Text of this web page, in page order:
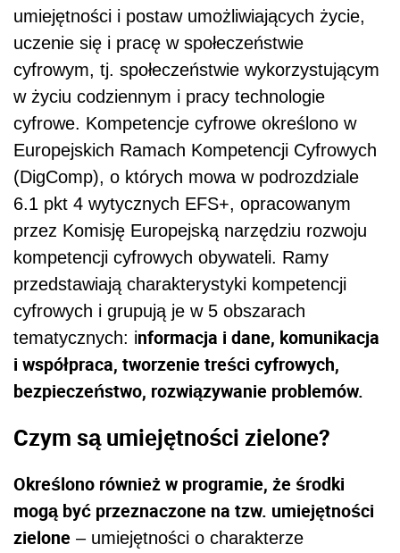
umiejętności i postaw umożliwiających życie,
uczenie się i pracę w społeczeństwie
cyfrowym, tj. społeczeństwie wykorzystującym
w życiu codziennym i pracy technologie
cyfrowe. Kompetencje cyfrowe określono w
Europejskich Ramach Kompetencji Cyfrowych
(DigComp), o których mowa w podrozdziale
6.1 pkt 4 wytycznych EFS+, opracowanym
przez Komisję Europejską narzędziu rozwoju
kompetencji cyfrowych obywateli. Ramy
przedstawiają charakterystyki kompetencji
cyfrowych i grupują je w 5 obszarach
tematycznych: informacja i dane, komunikacja
i współpraca, tworzenie treści cyfrowych,
bezpieczeństwo, rozwiązywanie problemów.
Czym są umiejętności zielone?
Określono również w programie, że środki
mogą być przeznaczone na tzw. umiejętności
zielone – umiejętności o charakterze